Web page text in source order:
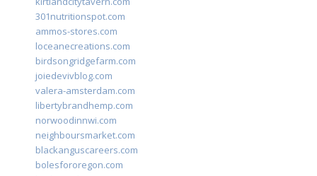
301nutritionspot.com
ammos-stores.com
loceanecreations.com
birdsongridgefarm.com
joiedevivblog.com
valera-amsterdam.com
libertybrandhemp.com
norwoodinnwi.com
neighboursmarket.com
blackanguscareers.com
bolesfororegon.com